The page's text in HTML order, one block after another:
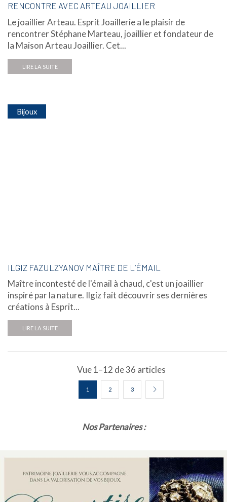
RENCONTRE AVEC ARTEAU JOAILLIER
Le joaillier Arteau. Esprit Joaillerie a le plaisir de
rencontrer Stéphane Marteau, joaillier et fondateur de
la Maison Arteau Joaillier. Cet...
LIRE LA SUITE
Bijoux
ILGIZ FAZULZYANOV MAÎTRE DE L’ÉMAIL
Maître incontesté de l'émail à chaud, c'est un joaillier
inspiré par la nature. Ilgiz fait découvrir ses dernières
créations à Esprit...
LIRE LA SUITE
Vue 1–12 de 36 articles
1 2 3
Nos Partenaires :